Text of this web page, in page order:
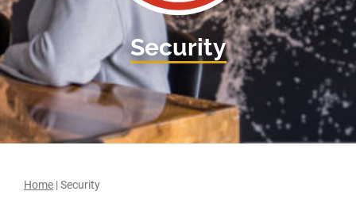
Security
Home |Security